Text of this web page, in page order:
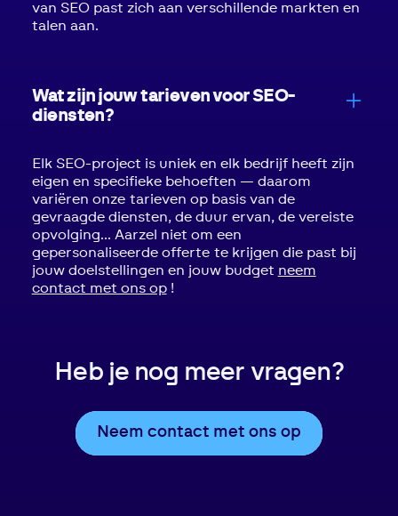
van SEO past zich aan verschillende markten en
talen aan.
Wat zijn jouw tarieven voor SEO-
diensten?
Elk SEO-project is uniek en elk bedrijf heeft zijn
eigen en specifieke behoeften — daarom
variëren onze tarieven op basis van de
gevraagde diensten, de duur ervan, de vereiste
opvolging... Aarzel niet om een
gepersonaliseerde offerte te krijgen die past bij
jouw doelstellingen en jouw budget neem
contact met ons op!
Heb je nog meer vragen?
Neem contact met ons op